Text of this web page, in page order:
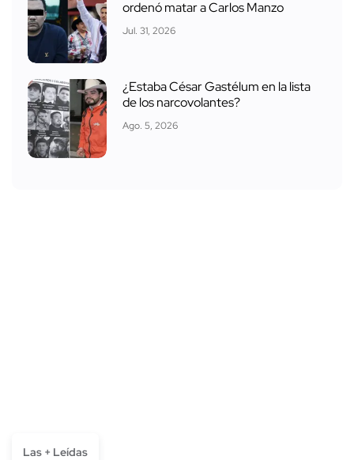
ordenó matar a Carlos Manzo
Jul. 31, 2026
¿Estaba César Gastélum en la lista
de los narcovolantes?
Ago. 5, 2026
Las + Leídas